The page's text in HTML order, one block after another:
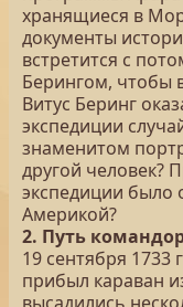
хранящиеся в
документы
встретится с
Берингом, чтобы
Витус Беринг
экспедиции
знаменитом
другой человек?
экспедиции было
Америкой?
2. Путь
19 сентября 1733
прибыл караван